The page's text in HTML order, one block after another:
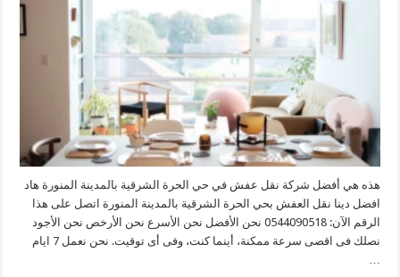
هذه هي أفضل شركة نقل عفش في حي الحرة الشرقية بالمدينة المنورة هاد
افضل دينا نقل العفش بحي الحرة الشرقية بالمدينة المنورة اتصل على هذا
الرقم الآن: 0544090518 نحن الأفضل نحن الأسرع نحن الأرخص نحن الأجود
نصلك فى اقصى سرعة ممكنة، أينما كنت، وفى أى توقيت. نحن نعمل 7 ايام